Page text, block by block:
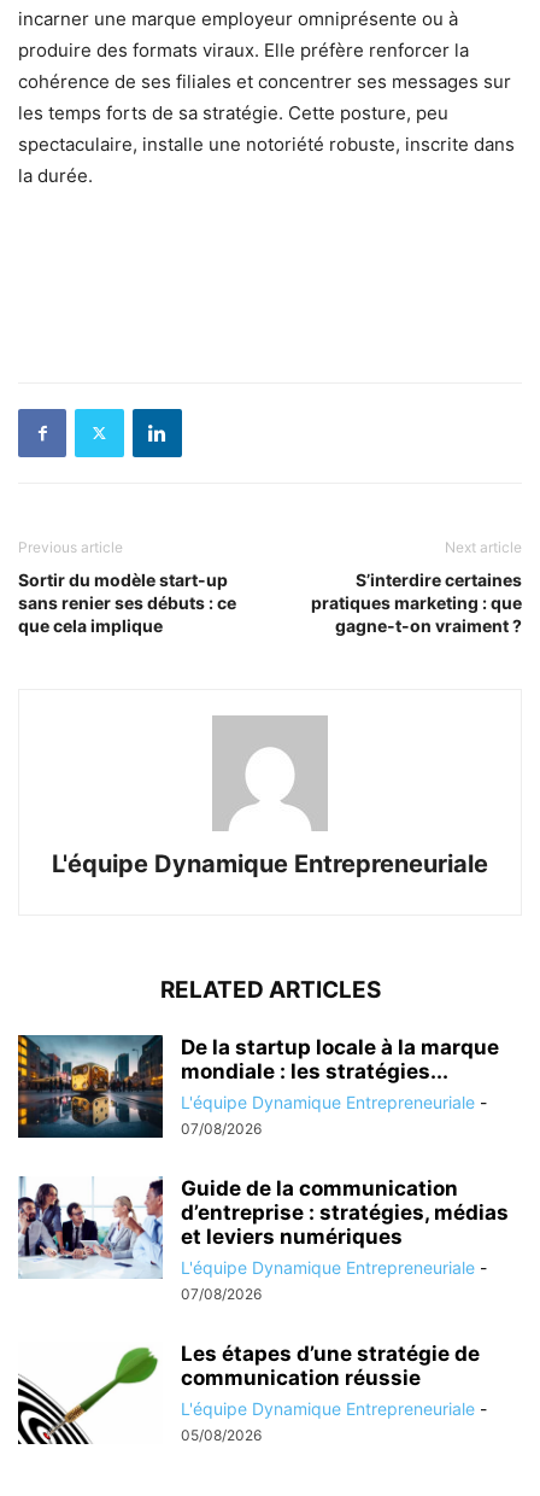
incarner une marque employeur omniprésente ou à
produire des formats viraux. Elle préfère renforcer la
cohérence de ses filiales et concentrer ses messages sur
les temps forts de sa stratégie. Cette posture, peu
spectaculaire, installe une notoriété robuste, inscrite dans
la durée.
Previous article
Sortir du modèle start-up
sans renier ses débuts : ce
que cela implique
Next article
S’interdire certaines
pratiques marketing : que
gagne-t-on vraiment ?
L'équipe Dynamique Entrepreneuriale
RELATED ARTICLES
De la startup locale à la marque
mondiale : les stratégies...
L'équipe Dynamique Entrepreneuriale -
07/08/2026
Guide de la communication
d’entreprise : stratégies, médias
et leviers numériques
L'équipe Dynamique Entrepreneuriale -
07/08/2026
Les étapes d’une stratégie de
communication réussie
L'équipe Dynamique Entrepreneuriale -
05/08/2026